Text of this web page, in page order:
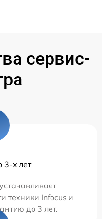
сервис-
3-х лет
техники Infocus и
до 3 лет.